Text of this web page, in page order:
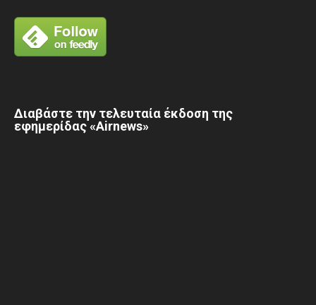
Διαβάστε την τελευταία έκδοση της
εφημερίδας «Airnews»